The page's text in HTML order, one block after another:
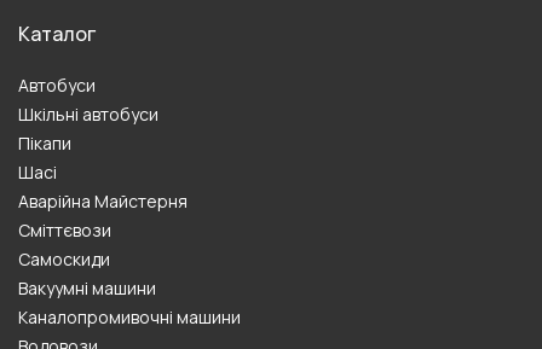
Каталог
Автобуси
Шкільні автобуси
Пікапи
Шасі
Аварійна Майстерня
Сміттєвози
Самоскиди
Вакуумні машини
Каналопромивочні машини